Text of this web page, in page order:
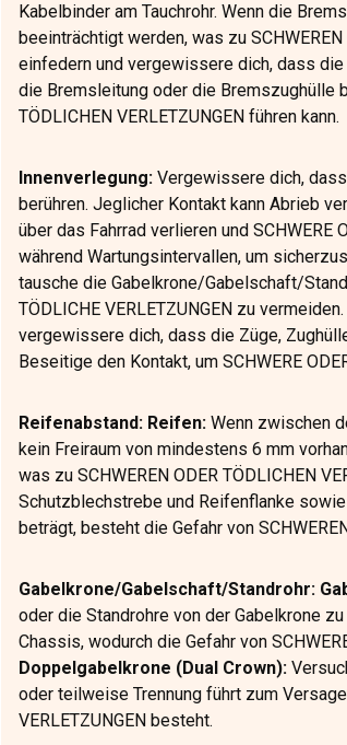
Kabelbinder am Tauchrohr. Wenn die
beeinträchtigt werden, was zu
einfedern und vergewissere dich, dass
die Bremsleitung oder die Bremszughülle
TÖDLICHEN VERLETZUNGEN führen kann.
Innenverlegung:Vergewissere dich, dass
berühren. Jeglicher Kontakt kann Abrieb
über das Fahrrad verlieren und SCHWERE
während Wartungsintervallen, um
tausche die Gabelkrone/Gabelschaft/
TÖDLICHE VERLETZUNGEN zu
vergewissere dich, dass die Züge,
Beseitige den Kontakt, um SCHWERE
Reifenabstand: Reifen:Wenn zwischen
kein Freiraum von mindestens 6 mm
was zu SCHWEREN ODER TÖDLICHEN
Schutzblechstrebe und Reifenflanke
beträgt, besteht die Gefahr von
Gabelkrone/Gabelschaft/Standrohr:
oder die Standrohre von der Gabelkrone
Chassis, wodurch die Gefahr von
Doppelgabelkrone (Dual Crown):
oder teilweise Trennung führt zum
VERLETZUNGEN besteht.